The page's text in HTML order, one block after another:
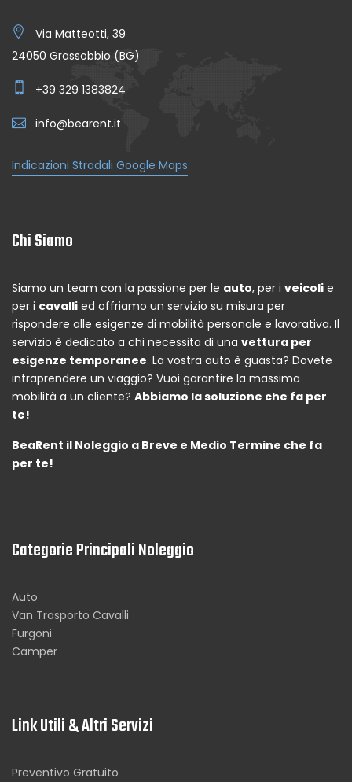
Via Matteotti, 39
24050 Grassobbio (BG)
+39 329 1383824
info@bearent.it
Indicazioni Stradali Google Maps
Chi Siamo
Siamo un team con la passione per le auto, per i veicoli e
per i cavalli ed offriamo un servizio su misura per
rispondere alle esigenze di mobilità personale e lavorativa. Il
servizio è dedicato a chi necessita di una vettura per
esigenze temporanee. La vostra auto è guasta? Dovete
intraprendere un viaggio? Vuoi garantire la massima
mobilità a un cliente? Abbiamo la soluzione che fa per
te!
BeaRent il Noleggio a Breve e Medio Termine che fa
per te!
Categorie Principali Noleggio
Auto
Van Trasporto Cavalli
Furgoni
Camper
Link Utili & Altri Servizi
Preventivo Gratuito